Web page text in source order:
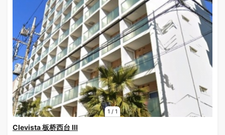
1 / 1
Clevista 板桥西台 III